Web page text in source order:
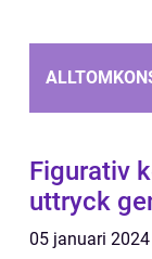
Figurativ
uttryck
05 januari 2024